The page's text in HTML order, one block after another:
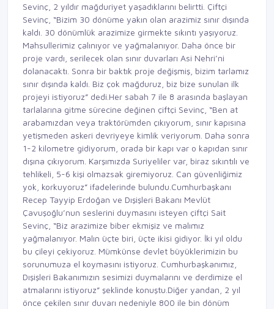
Sevinç, 2 yıldır mağduriyet yaşadıklarını belirtti. Çiftçi
Sevinç, “Bizim 30 dönüme yakın olan arazimiz sınır dışında
kaldı. 30 dönümlük arazimize girmekte sıkıntı yaşıyoruz.
Mahsullerimiz çalınıyor ve yağmalanıyor. Daha önce bir
proje vardı, serilecek olan sınır duvarları Asi Nehri’ni
dolanacaktı. Sonra bir baktık proje değişmiş, bizim tarlamız
sınır dışında kaldı. Biz çok mağduruz, biz bize sunulan ilk
projeyi istiyoruz” dedi.Her sabah 7 ile 8 arasında başlayan
tarlalarına gitme sürecine değinen çiftçi Sevinç, “Ben at
arabamızdan veya traktörümden çıkıyorum, sınır kapısına
yetişmeden askeri devriyeye kimlik veriyorum. Daha sonra
1-2 kilometre gidiyorum, orada bir kapı var o kapıdan sınır
dışına çıkıyorum. Karşımızda Suriyeliler var, biraz sıkıntılı ve
tehlikeli, 5-6 kişi olmazsak giremiyoruz. Can güvenliğimiz
yok, korkuyoruz” ifadelerinde bulundu.Cumhurbaşkanı
Recep Tayyip Erdoğan ve Dışişleri Bakanı Mevlüt
Çavuşoğlu’nun seslerini duymasını isteyen çiftçi Sait
Sevinç, “Biz arazimize biber ekmişiz ve malımız
yağmalanıyor. Malın üçte biri, üçte ikisi gidiyor. İki yıl oldu
bu çileyi çekiyoruz. Mümkünse devlet büyüklerimizin bu
sorunumuza el koymasını istiyoruz. Cumhurbaşkanımız,
Dışişleri Bakanımızın sesimizi duymalarını ve derdimize el
atmalarını istiyoruz” şeklinde konuştu.Diğer yandan, 2 yıl
önce çekilen sınır duvarı nedeniyle 800 ile bin dönüm